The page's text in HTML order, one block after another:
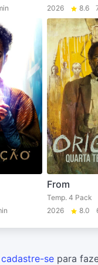
2026
8.6
From
Temp. 4 Pack
2026
8.0
cadastre-se para